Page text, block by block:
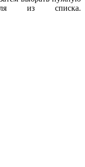
из списка.